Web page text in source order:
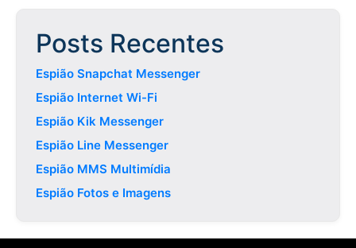
Posts Recentes
Espião Snapchat Messenger
Espião Internet Wi-Fi
Espião Kik Messenger
Espião Line Messenger
Espião MMS Multimídia
Espião Fotos e Imagens